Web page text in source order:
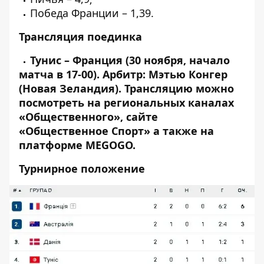
Победа Франции – 1,39.
Трансляция поединка
Тунис – Франция (30 ноября, начало
матча в 17-00). Арбитр: Мэтью Конгер
(Новая Зеландия). Трансляцию можно
посмотреть на региональных каналах
«Общественного», сайте
«Общественное Спорт» а также на
платформе MEGOGO.
Турнирное положение